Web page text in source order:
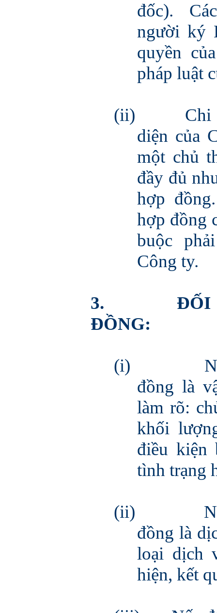
đốc).
người ký
quyền
pháp luật
(ii)
Chi
diện của
một chủ
đầy đủ
hợp
hợp đồng
buộc
Công ty.
3.
ĐỐI
ĐỒNG:
(i)
đồng là
làm rõ:
khối
điều kiện
tình trạng
(ii)
đồng là
loại dịch
hiện, kết